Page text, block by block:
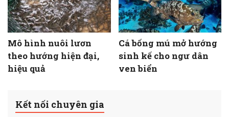
Mô hình nuôi lươn
theo hướng hiện đại,
hiệu quả
Cá bống mú mở hướng
sinh kế cho ngư dân
ven biển
Kết nối chuyên gia